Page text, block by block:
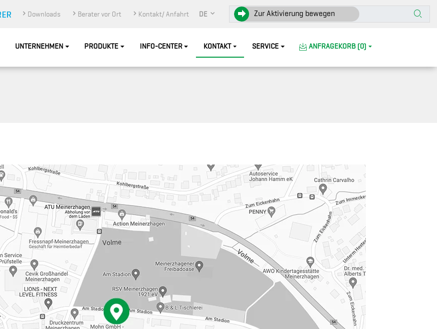
Downloads Berater vor Ort Kontakt/ Anfahrt DE Zur Aktivierung bewegen
UNTERNEHMEN PRODUKTE INFO-CENTER KONTAKT SERVICE ANFRAGEKORB (0)